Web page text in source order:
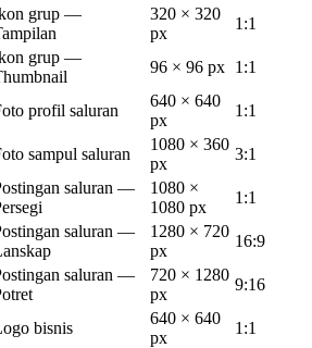
grup —
320 × 320
px
1:1
grup —
96 × 96 px 1:1
profil saluran
640 × 640
px
1:1
sampul saluran
1080 × 360
px
3:1
saluran —
1080 ×
1080 px
1:1
saluran —
1280 × 720
px
16:9
saluran —
720 × 1280
px
9:16
bisnis
640 × 640
px
1:1